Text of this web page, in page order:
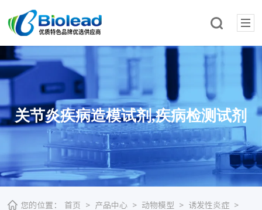
关节炎疾病造模试剂,疾病检测试剂
您的位置： 首页 > 产品中心 > 动物模型 > 诱发性炎症
>